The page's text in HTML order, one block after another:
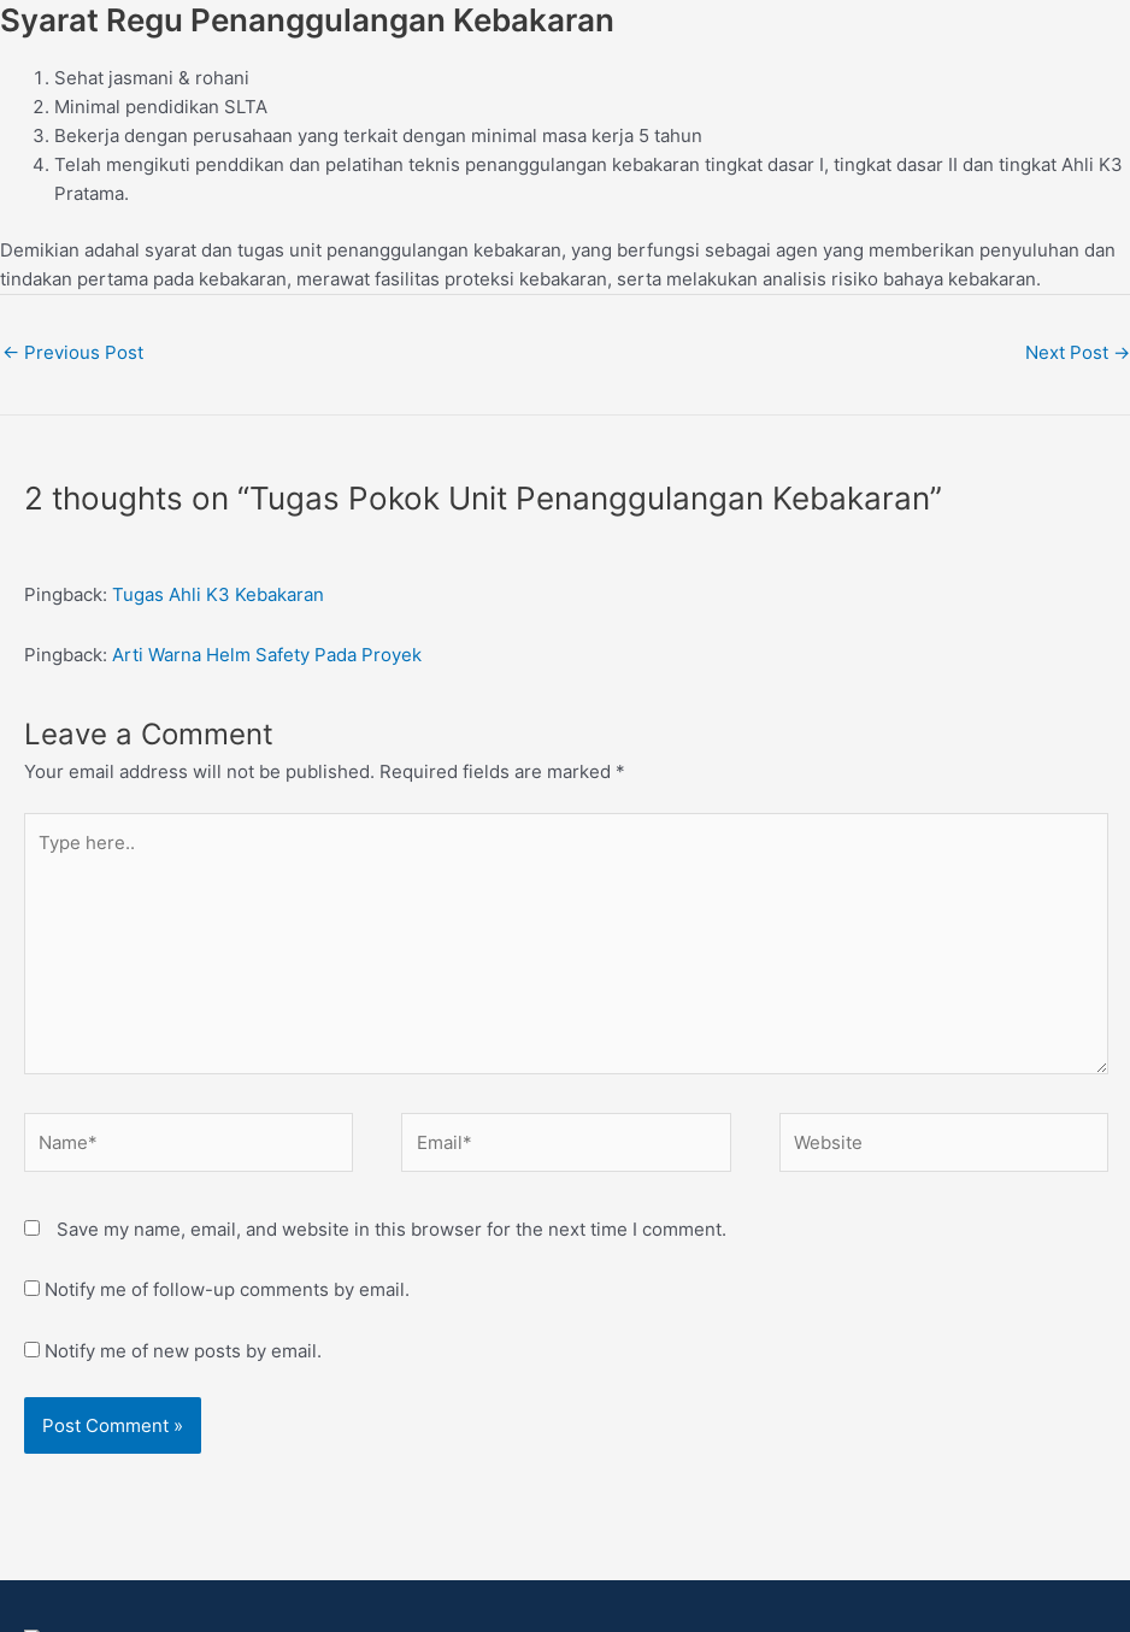
Syarat Regu Penanggulangan Kebakaran
Sehat jasmani & rohani
Minimal pendidikan SLTA
Bekerja dengan perusahaan yang terkait dengan minimal masa kerja 5 tahun
Telah mengikuti penddikan dan pelatihan teknis penanggulangan kebakaran tingkat dasar I, tingkat dasar II dan tingkat Ahli K3
Pratama.
Demikian adahal syarat dan tugas unit penanggulangan kebakaran, yang berfungsi sebagai agen yang memberikan penyuluhan dan
tindakan pertama pada kebakaran, merawat fasilitas proteksi kebakaran, serta melakukan analisis risiko bahaya kebakaran.
← Previous Post Next Post →
2 thoughts on “Tugas Pokok Unit Penanggulangan Kebakaran”
Pingback: Tugas Ahli K3 Kebakaran
Pingback: Arti Warna Helm Safety Pada Proyek
Leave a Comment
Your email address will not be published. Required fields are marked *
here..
Save my name, email, and website in this browser for the next time I comment.
Notify me of follow-up comments by email.
Notify me of new posts by email.